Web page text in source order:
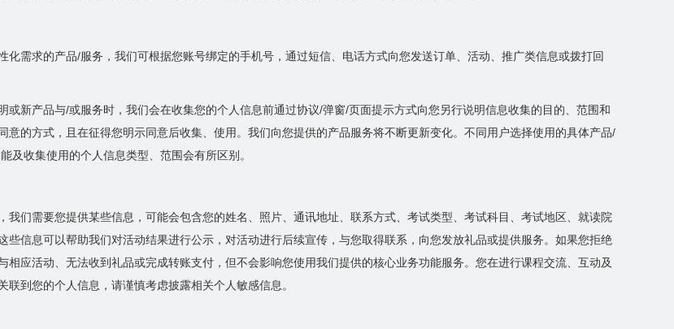
化需求的产品/服务，我们可根据您账号绑定的手机号，通过短信、电话方式向您发送订单、活动、推广类信息或拨打回
或新产品与/或服务时，我们会在收集您的个人信息前通过协议/弹窗/页面提示方式向您另行说明信息收集的目的、范围和
意的方式，且在征得您明示同意后收集、使用。我们向您提供的产品服务将不断更新变化。不同用户选择使用的具体产品/
及收集使用的个人信息类型、范围会有所区别。
我们需要您提供某些信息，可能会包含您的姓名、照片、通讯地址、联系方式、考试类型、考试科目、考试地区、就读院
些信息可以帮助我们对活动结果进行公示，对活动进行后续宣传，与您取得联系，向您发放礼品或提供服务。如果您拒绝
相应活动、无法收到礼品或完成转账支付，但不会影响您使用我们提供的核心业务功能服务。您在进行课程交流、互动及
联到您的个人信息，请谨慎考虑披露相关个人敏感信息。